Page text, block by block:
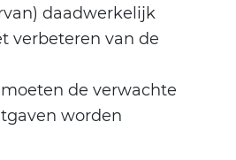
daadwerkelijk
verbeteren van de
de verwachte
worden